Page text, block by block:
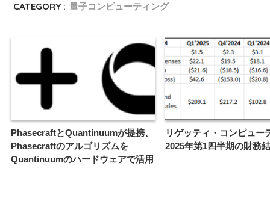
CATEGORY : 量子コンピューティング
PhasecraftとQuantinuumが提携、
Phasecraftのアルゴリズムを
Quantinuumのハードウェアで活用
リゲッティ・コンピュー
2025年第1四半期の財務